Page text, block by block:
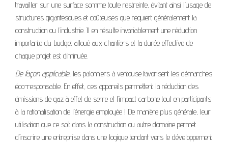
travailler sur une surface somme toute restreinte, évitant ainsi l’usage de
structures gigantesques et coûteuses que requiert généralement la
construction ou l’industrie. Il en résulte invariablement une réduction
importante du budget alloué aux chantiers et la durée effective de
chaque projet est diminuée.
De façon applicable, les palonniers à ventouse favorisent les démarches
éco-responsable. En effet, ces appareils permettent la réduction des
émissions de gaz à effet de serre et l’impact carbone tout en participants
à la rationalisation de l’énergie employée ! De manière plus générale, leur
utilisation que ce soit dans la construction ou autre domaine permet
d’inscrire une entreprise dans une logique tendant vers le développement